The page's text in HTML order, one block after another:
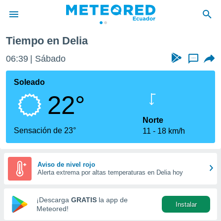
de
ha
calidad.
a este
las
y
forma
digital
basada
Tiempo en Delia
06:39 Sábado ...
Soleado
22°
Sensación de 23°
Norte
11
18 km/h
Aviso de nivel rojo
Alerta extrema por altas temperaturas en Delia hoy
¡Descarga GRATIS la app de
Meteored!
Instalar